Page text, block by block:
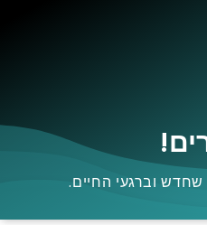
וברגעי החיים.